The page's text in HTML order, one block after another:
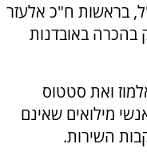
בראשות ח"כ אלעזר
באובדנות
ואת סטטוס
מילואים שאינם
השירות.